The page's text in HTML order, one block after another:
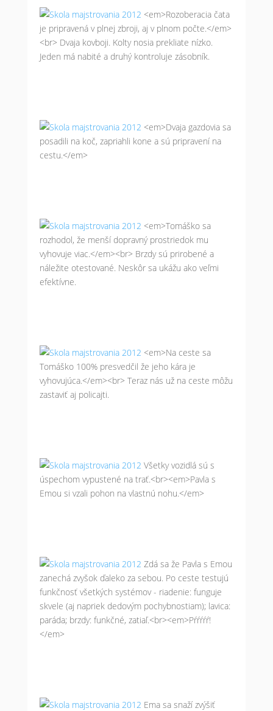
<em>Rozoberacia čata
je pripravená v plnej zbroji, aj v plnom počte.</em>
<br> Dvaja kovboji. Kolty nosia prekliate nízko.
Jeden má nabité a druhý kontroluje zásobník.
<em>Dvaja gazdovia sa
posadili na koč, zapriahli kone a sú pripravení na
cestu.</em>
<em>Tomáško sa
rozhodol, že menší dopravný prostriedok mu
vyhovuje viac.</em><br> Brzdy sú prirobené a
náležite otestované. Neskôr sa ukážu ako veľmi
efektívne.
<em>Na ceste sa
Tomáško 100% presvedčil že jeho kára je
vyhovujúca.</em><br> Teraz nás už na ceste môžu
zastaviť aj policajti.
Všetky vozidlá sú s
úspechom vypustené na trať.<br><em>Pavla s
Emou si vzali pohon na vlastnú nohu.</em>
Zdá sa že Pavla s Emou
zanechá zvyšok ďaleko za sebou. Po ceste testujú
funkčnosť všetkých systémov - riadenie: funguje
skvele (aj napriek dedovým pochybnostiam); lavica:
paráda; brzdy: funkčné, zatiaľ.<br><em>Pŕŕŕŕŕ!
</em>
Ema sa snaží zvýšiť